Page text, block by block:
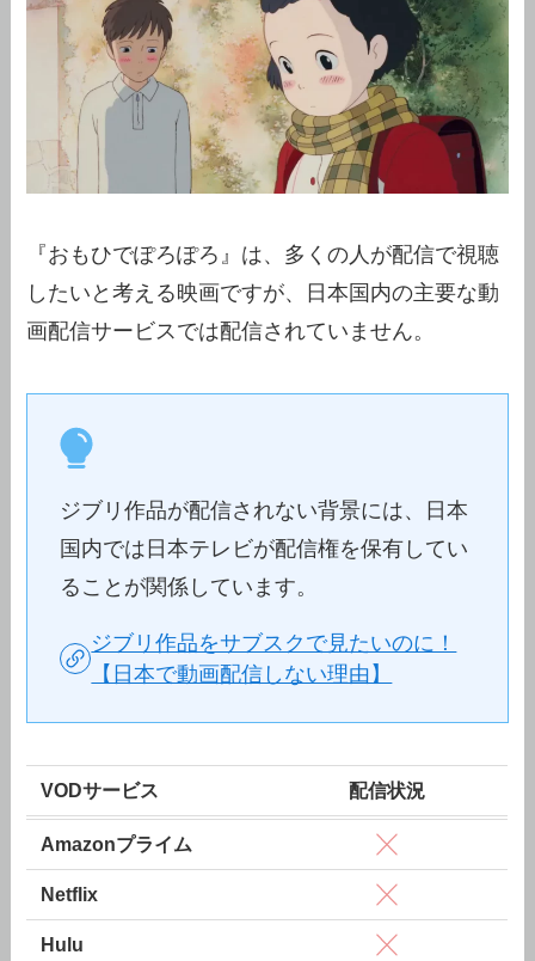
『おもひでぽろぽろ』は、多くの人が配信で視聴
したいと考える映画ですが、日本国内の主要な動
画配信サービスでは配信されていません。
ジブリ作品が配信されない背景には、日本
国内では日本テレビが配信権を保有してい
ることが関係しています。
ジブリ作品をサブスクで見たいのに！
【日本で動画配信しない理由】
VODサービス 配信状況
Amazonプライム
Netflix
Hulu